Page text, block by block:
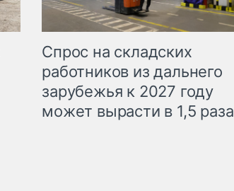
Спрос на складских
работников из дальнего
зарубежья к 2027 году
может вырасти в 1,5 раза